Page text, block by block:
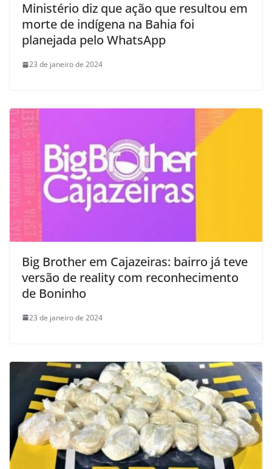
Ministério diz que ação que resultou em
morte de indígena na Bahia foi
planejada pelo WhatsApp
23 de janeiro de 2024
Big Brother em Cajazeiras: bairro já teve
versão de reality com reconhecimento
de Boninho
23 de janeiro de 2024